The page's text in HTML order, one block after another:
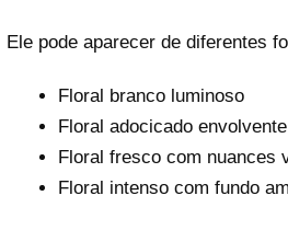
Ele pode aparecer de diferentes
Floral branco luminoso
Floral adocicado envolvente
Floral fresco com nuances
Floral intenso com fundo